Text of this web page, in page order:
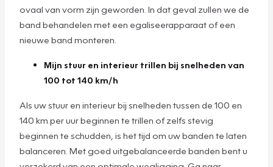
ovaal van vorm zijn geworden. In dat geval zullen we de
band behandelen met een egaliseerapparaat of een
nieuwe band monteren.
Mijn stuur en interieur trillen bij snelheden van
100 tot 140 km/h
Als uw stuur en interieur bij snelheden tussen de 100 en
140 km per uur beginnen te trillen of zelfs stevig
beginnen te schudden, is het tijd om uw banden te laten
balanceren. Met goed uitgebalanceerde banden bent u